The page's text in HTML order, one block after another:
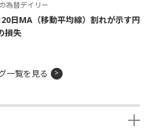
為替デイリー
日MA（移動平均線）割れが示す円
損失
一覧を見る